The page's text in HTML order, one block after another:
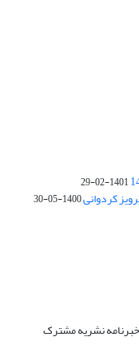
1401-02-29
کردوانی1400-05-30
خبرنامه نشریه مشترک